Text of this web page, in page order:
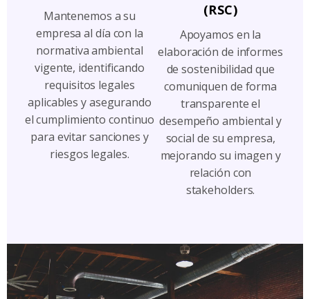
Mantenemos a su
empresa al día con la
normativa ambiental
vigente, identificando
requisitos legales
aplicables y asegurando
el cumplimiento continuo
para evitar sanciones y
riesgos legales.
(RSC)
Apoyamos en la
elaboración de informes
de sostenibilidad que
comuniquen de forma
transparente el
desempeño ambiental y
social de su empresa,
mejorando su imagen y
relación con
stakeholders.